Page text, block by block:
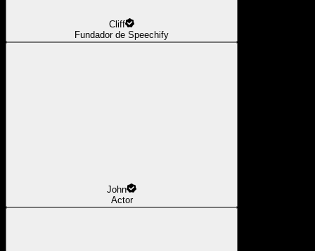
Cliff
Fundador de Speechify
John
Actor